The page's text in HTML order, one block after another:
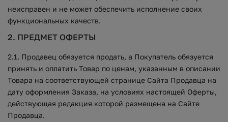
неисправен и не может обеспечить исполнение своих
функциональных качеств.
2. ПРЕДМЕТ ОФЕРТЫ
2.1. Продавец обязуется продать, а Покупатель обязуется
принять и оплатить Товар по ценам, указанным в описании
Товара на соответствующей странице Сайта Продавца на
дату оформления Заказа, на условиях настоящей Оферты,
действующая редакция которой размещена на Сайте
Продавца.